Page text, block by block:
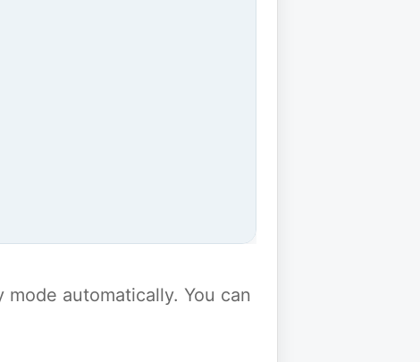
automatically. You can